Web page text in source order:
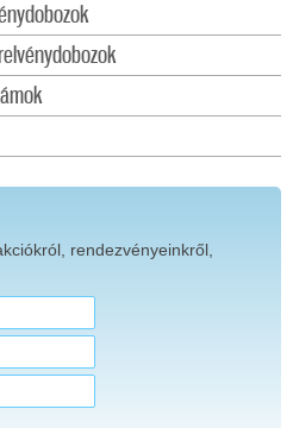
rendezvényeinkről,